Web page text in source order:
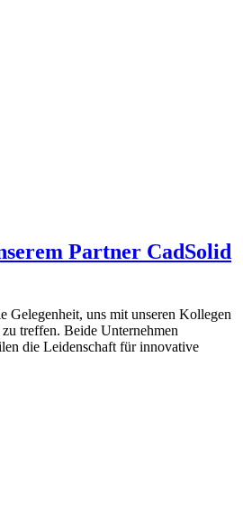
Partner CadSolid
Gelegenheit, uns mit unseren Kollegen
treffen. Beide Unternehmen
die Leidenschaft für innovative